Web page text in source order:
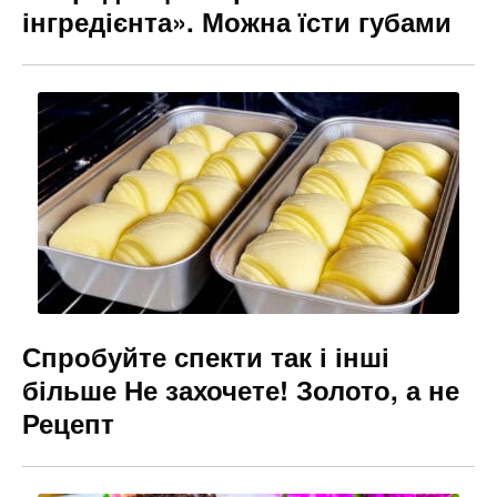
інгредієнта». Можна їсти губами
Спробуйте спекти так і інші
більше Не захочете! Золото, а не
Рецепт